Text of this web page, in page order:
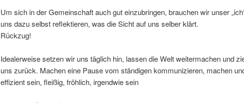
Um sich in der Gemeinschaft auch gut einzubringen, brauchen wir unser
uns dazu selbst reflektieren, was die Sicht auf uns selber klärt.
Rückzug!
Idealerweise setzen wir uns täglich hin, lassen die Welt weitermachen und
uns zurück. Machen eine Pause vom ständigen kommunizieren, machen
effizient sein, fleißig, fröhlich, irgendwie sein